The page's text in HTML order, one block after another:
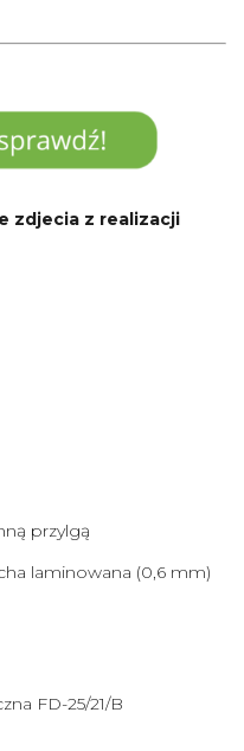
zdjecia z realizacji
przylgą
laminowana (0,6 mm)
FD-25/21/B